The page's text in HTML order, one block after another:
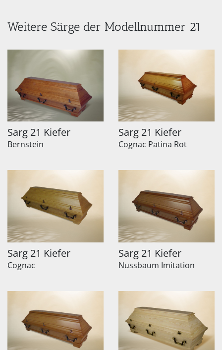
Weitere Särge der Modellnummer 21
Sarg 21 Kiefer
Bernstein
Sarg 21 Kiefer
Cognac Patina Rot
Sarg 21 Kiefer
Cognac
Sarg 21 Kiefer
Nussbaum Imitation